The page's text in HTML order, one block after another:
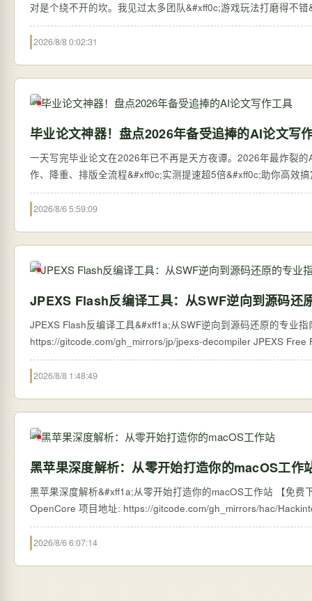
对是个绕不开的坎。我见过太多团队&#xff0c;游戏玩法打磨得不
2026/8/8 0:02:31
毕业论文神器！盘点2026年备受追捧的AI论文写
一天写完毕业论文在2026年已不再是天方夜谭。2026年最炸裂
作、降重、排版全流程&#xff0c;实测提速超5倍&#xff0c;助你高效
2026/8/6 5:59:09
JPEXS Flash反编译工具：从SWF逆向到源码还
JPEXS Flash反编译工具&#xff1a;从SWF逆向到源码还原的专业指南
https://gitcode.com/
2026/8/8 1:48:49
黑苹果深度解析：从零开始打造你的macOS工作
黑苹果深度解析&#xff1a;从零开始打造你的macOS工作站 【免
2026/8/6 6:07:14